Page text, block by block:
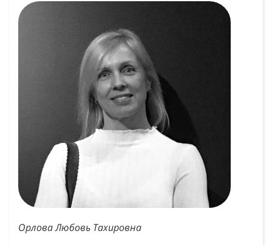
Орлова Любовь Тахировна